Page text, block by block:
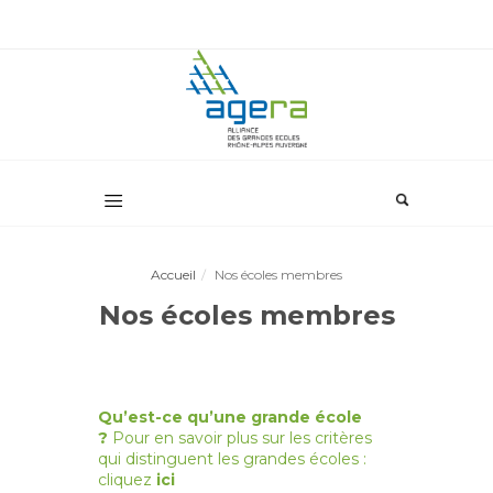
Accueil Nos écoles membres
Nos écoles membres
Qu’est-ce qu’une grande école
? Pour en savoir plus sur les critères
qui distinguent les grandes écoles :
cliquez ici
Sciences Po Lyon
Il offre une formation en cinq ans (grade Master),
accessible sur concours (1ère, 2ème ou 4ème